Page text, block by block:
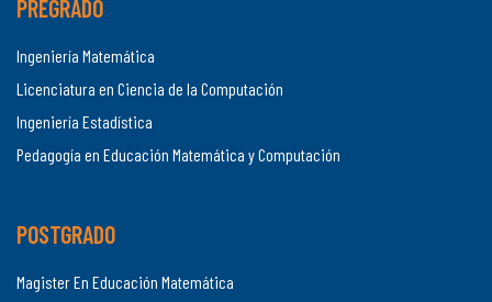
PREGRADO
Ingeniería Matemática
Licenciatura en Ciencia de la Computación
Ingeniería Estadística
Pedagogía en Educación Matemática y Computación
POSTGRADO
Magister En Educación Matemática